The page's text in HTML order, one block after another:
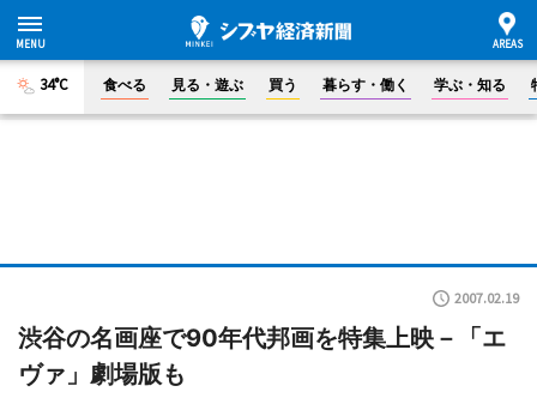
34°C 食べる 見る・遊ぶ 買う 暮らす・働く 学ぶ・知る
2007.02.19
渋谷の名画座で90年代邦画を特集上映－「エ
ヴァ」劇場版も